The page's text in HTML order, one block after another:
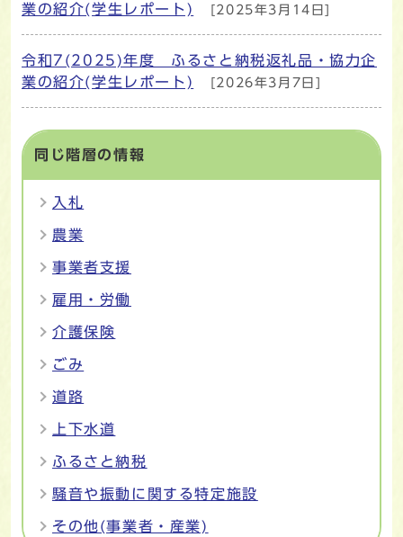
業の紹介(学生レポート)
[2025年3月14日]
令和7(2025)年度 ふるさと納税返礼品・協力企
業の紹介(学生レポート)
[2026年3月7日]
同じ階層の情報
入札
農業
事業者支援
雇用・労働
介護保険
ごみ
道路
上下水道
ふるさと納税
騒音や振動に関する特定施設
その他(事業者・産業)